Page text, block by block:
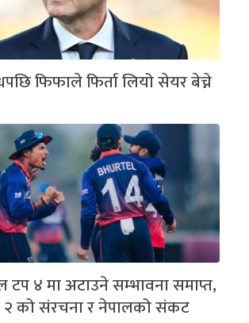
फिफाले फिर्ता लियो सेयर बेच्ने
टप ४ मा अटाउने सम्भावना समाप्त,
२ को संरचना र नेपालको संकट